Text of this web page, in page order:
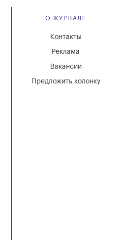
О ЖУРНАЛЕ
Вакансии
Реклама
Контакты
Предложить колонку